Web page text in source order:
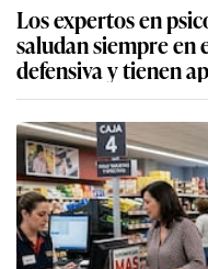
Los expertos en
saludan siempre en
defensiva y tienen